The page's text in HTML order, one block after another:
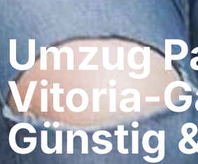
Umzug
Vitoria-
Günstig